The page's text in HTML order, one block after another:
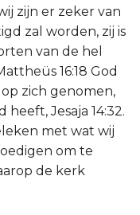
zijn er zeker van
zal worden, zij is
van de hel
16:18 God
zich genomen,
heeft, Jesaja 14:32.
met wat wij
om te
de kerk